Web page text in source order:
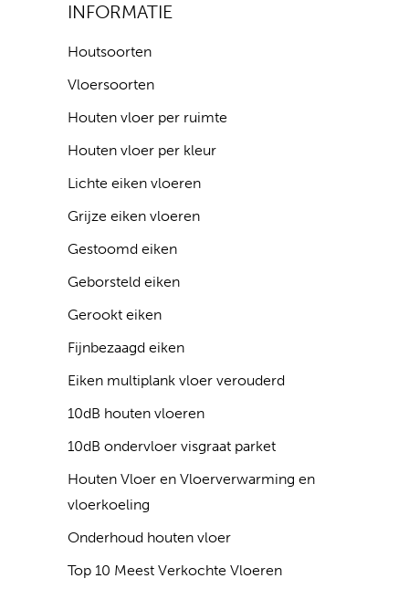
INFORMATIE
Houtsoorten
Vloersoorten
Houten vloer per ruimte
Houten vloer per kleur
Lichte eiken vloeren
Grijze eiken vloeren
Gestoomd eiken
Geborsteld eiken
Gerookt eiken
Fijnbezaagd eiken
Eiken multiplank vloer verouderd
10dB houten vloeren
10dB ondervloer visgraat parket
Houten Vloer en Vloerverwarming en
vloerkoeling
Onderhoud houten vloer
Top 10 Meest Verkochte Vloeren